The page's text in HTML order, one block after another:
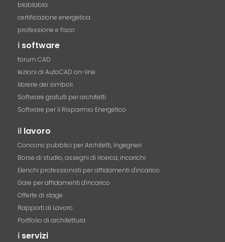
blablabla
certificazione energetica
professione e fisco
i software
forum CAD
lezioni di AutoCAD on-line
librerie dei simboli
Software gratuiti per architetti
Software per il Risparmio Energetico
il lavoro
Concorsi pubblici per Architetti, Ingegneri
Borse di studio, assegni di ricerca, incarichi
Elenchi professionisti per affidamenti d'incarico
Gare per affidamenti d'incarico
Offerte di stage
Rapporti di Lavoro
Portfolio di architettura
i servizi